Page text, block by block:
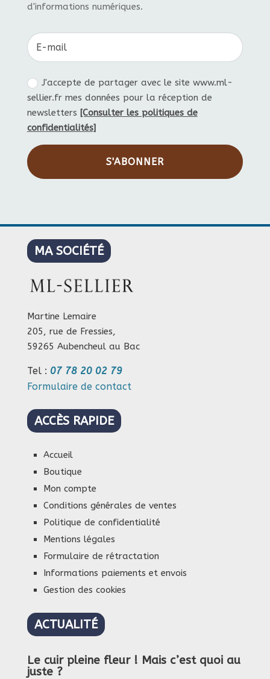
d'informations numériques.
J'accepte de partager avec le site www.ml-
sellier.fr mes données pour la réception de
newsletters [Consulter les politiques de
confidentialités]
S'ABONNER
MA SOCIÉTÉ
Martine Lemaire
205, rue de Fressies,
59265 Aubencheul au Bac
Tel : 07 78 20 02 79
Formulaire de contact
ACCÈS RAPIDE
Accueil
Boutique
Mon compte
Conditions générales de ventes
Politique de confidentialité
Mentions légales
Formulaire de rétractation
Informations paiements et envois
Gestion des cookies
ACTUALITÉ
Le cuir pleine fleur ! Mais c’est quoi au
juste ?